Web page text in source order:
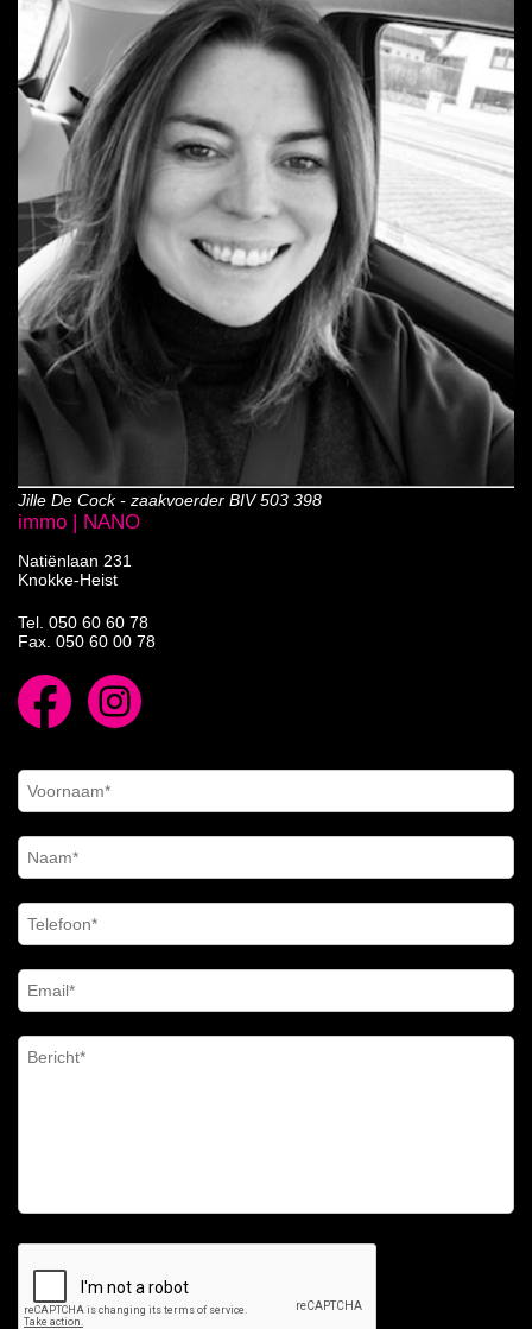
Jille De Cock - zaakvoerder BIV 503 398
immo | NANO
Natiënlaan 231
Knokke-Heist
Tel. 050 60 60 78
Fax. 050 60 00 78